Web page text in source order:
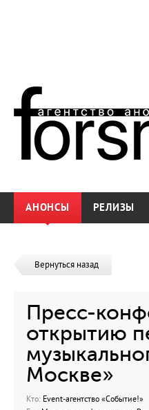
АНОНСЫ РЕЛИЗЫ
Вернуться назад
Пресс-
открытию
Москве»
Кто: Event-агентство «Событие!»